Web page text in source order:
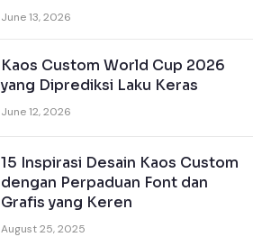
June 13, 2026
Kaos Custom World Cup 2026
yang Diprediksi Laku Keras
June 12, 2026
15 Inspirasi Desain Kaos Custom
dengan Perpaduan Font dan
Grafis yang Keren
August 25, 2025